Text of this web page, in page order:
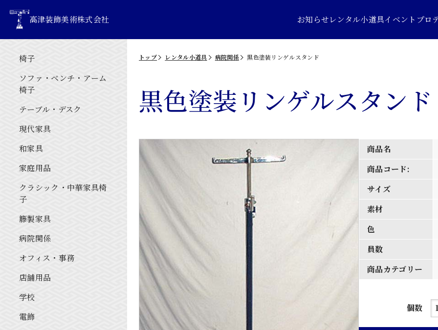
高津装飾美術株式会社 お知らせレンタル小道具イベントプロ
椅子
ソファ・ベンチ・アーム
椅子
テーブル・デスク
現代家具
和家具
家庭用品
クラシック・中華家具椅
子
籐製家具
病院関係
オフィス・事務
店舗用品
学校
電飾
トップ レンタル小道具 病院関係 黒色塗装リンゲルスタンド
黒色塗装リンゲルスタンド
商品名
商品コード:
サイズ
素材
色
員数
商品カテゴリー
個数
黒